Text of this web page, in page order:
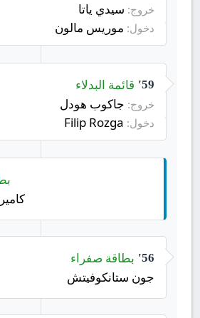
خروج: سيدي ياتا
دخول: موريس مالون
59' قائمة البدلاء
خروج: جاكوب هودل
دخول:
56' بطاقة صفراء
جون ستانكوفيتش